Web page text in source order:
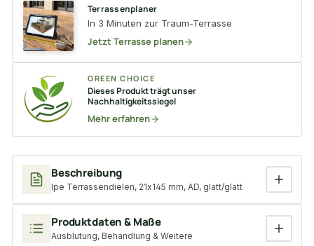
Beschreibung
Ipe Terrassendielen, 21x145 mm, AD, glatt/glatt
Produktdaten & Maße
Ausblutung, Behandlung & Weitere
Terrassenplaner
In 3 Minuten zur Traum-Terrasse
Jetzt Terrasse planen
GREEN CHOICE
Dieses Produkt trägt unser
Nachhaltigkeitssiegel
Mehr erfahren